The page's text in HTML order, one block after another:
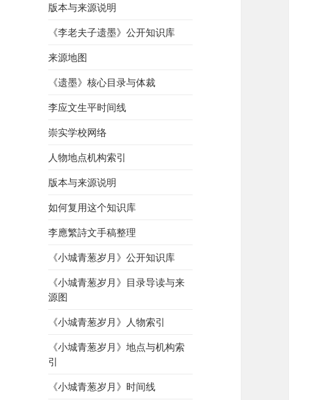
版本与来源说明
《李老夫子遗墨》公开知识库
来源地图
《遗墨》核心目录与体裁
李应文生平时间线
崇实学校网络
人物地点机构索引
版本与来源说明
如何复用这个知识库
李應繁詩文手稿整理
《小城青葱岁月》公开知识库
《小城青葱岁月》目录导读与来
源图
《小城青葱岁月》人物索引
《小城青葱岁月》地点与机构索
引
《小城青葱岁月》时间线